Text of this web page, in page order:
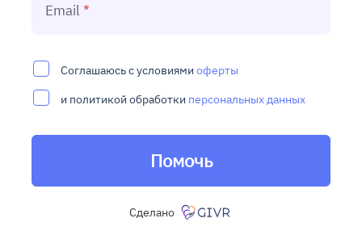
Email
Соглашаюсь с условиями оферты
и политикой обработки персональных данных
Помочь
Сделано